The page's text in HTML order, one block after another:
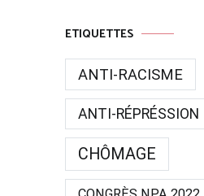
ETIQUETTES
ANTI-RACISME
ANTI-RÉPRÉSSION
CHÔMAGE